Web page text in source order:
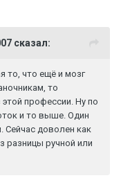
сказал:
то, что ещё и мозг
то
этой профессии. Ну по
и то выше. Один
Сейчас доволен как
разницы ручной или